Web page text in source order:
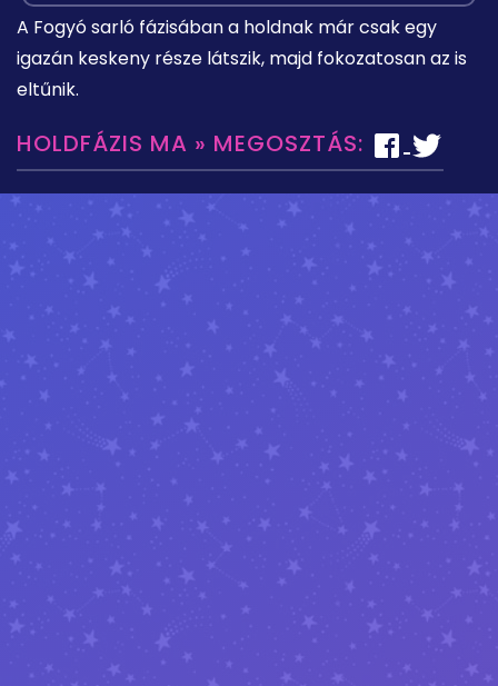
A Fogyó sarló fázisában a holdnak már csak egy
igazán keskeny része látszik, majd fokozatosan az is
eltűnik.
HOLDFÁZIS MA » MEGOSZTÁS: